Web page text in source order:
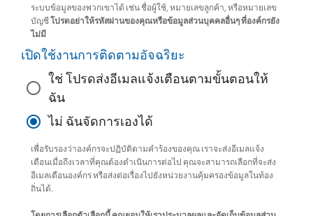
ระบบข้อมูลของพวกเขาได้ เช่น ชื่อผู้ใช้, หมายเลขลูกค้า, หรือหมายเลข
บัญชีโปรดอย่าให้รหัสผ่านของคุณหรือข้อมูลส่วนบุคคลอื่นๆ ที่องค์กรยัง
ไม่มี
เปิดใช้งานการติดตามอัจฉริยะ
ใช่ โปรดส่งอีเมลแจ้งเตือนตามขั้นตอนให้
ฉัน
ไม่ ฉันจัดการเองได้
เพื่อรับรองว่าองค์กรจะปฏิบัติตามคำร้องของคุณ เราจะส่งอีเมลแจ้ง
เตือนเมื่อถึงเวลาที่คุณต้องดำเนินการต่อไป คุณจะสามารถเลือกที่จะส่ง
อีเมลเตือนองค์กร หรือส่งต่อเรื่องไปยังหน่วยงานคุ้มครองข้อมูลในท้อง
ถิ่นได้.